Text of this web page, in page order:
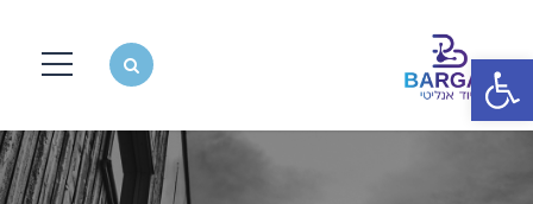
פתח סרגל נגישות